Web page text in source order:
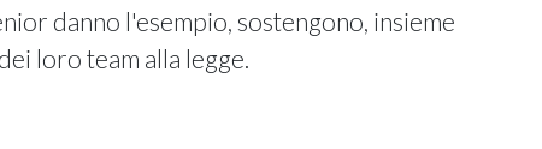
danno l'esempio, sostengono, insieme
loro team alla legge.